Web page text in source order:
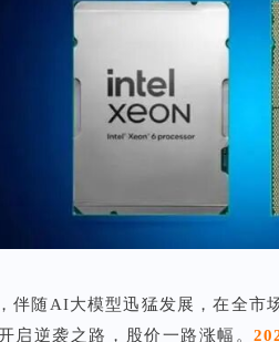
伴随AI大模型迅猛发展，在全市
启逆袭之路，股价一路涨幅。